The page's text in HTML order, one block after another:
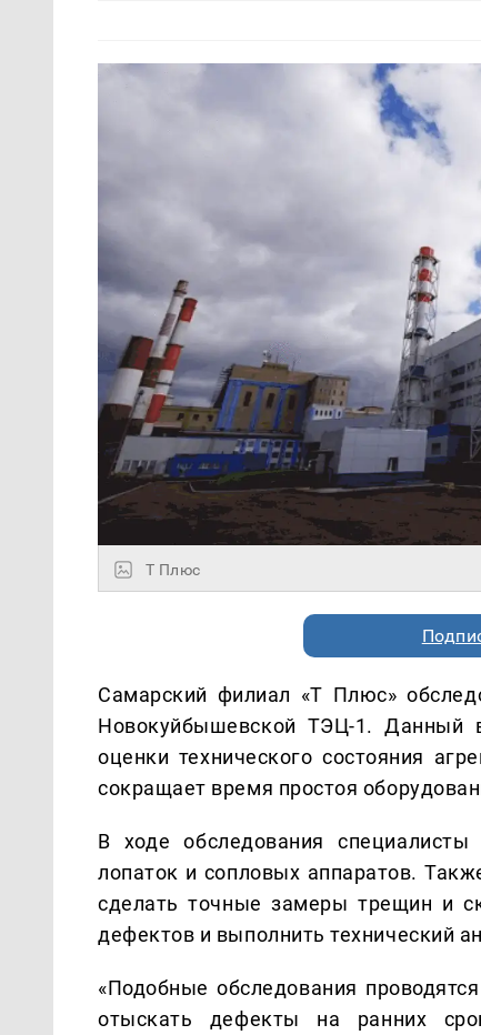
Т Плюс
Самарский филиал «Т Плюс»
Новокуйбышевской ТЭЦ-1. Данный
оценки технического состояния
сокращает время простоя
В ходе обследования
лопаток и сопловых аппаратов.
сделать точные замеры трещин и
дефектов и выполнить технический
«Подобные обследования
отыскать дефекты на ранних